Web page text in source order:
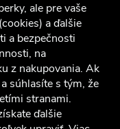
ale pre vaše
a ďalšie
a bezpečnosti
na
z nakupovania. Ak
súhlasíte s tým, že
stranami.
ďalšie